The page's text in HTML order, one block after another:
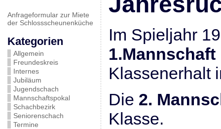
Anfrageformular zur Miete
der Schlossscheunenküche
Kategorien
Allgemein
Freundeskreis
Internes
Jubiläum
Jugendschach
Mannschaftspokal
Schachbezirk
Seniorenschach
Termine
Im Spieljahr
1.Mannschaft
Klassenerhalt
Die 2.
Klasse.